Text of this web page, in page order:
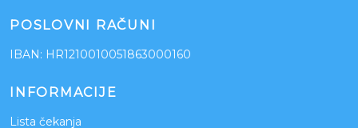
POSLOVNI RAČUNI
IBAN: HR1210010051863000160
INFORMACIJE
Lista čekanja